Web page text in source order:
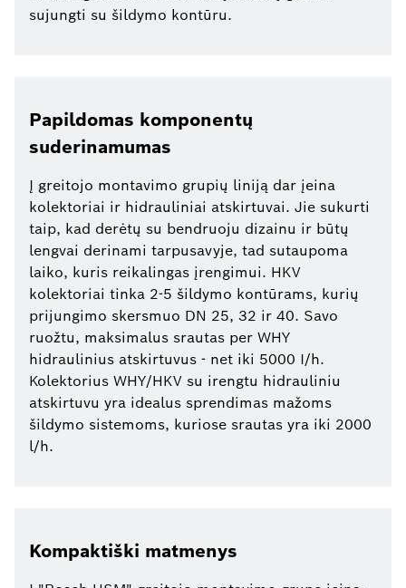
sujungti su šildymo kontūru.
Papildomas komponentų
suderinamumas
Į greitojo montavimo grupių liniją dar įeina
kolektoriai ir hidrauliniai atskirtuvai. Jie sukurti
taip, kad derėtų su bendruoju dizainu ir būtų
lengvai derinami tarpusavyje, tad sutaupoma
laiko, kuris reikalingas įrengimui. HKV
kolektoriai tinka 2-5 šildymo kontūrams, kurių
prijungimo skersmuo DN 25, 32 ir 40. Savo
ruožtu, maksimalus srautas per WHY
hidraulinius atskirtuvus - net iki 5000 I/h.
Kolektorius WHY/HKV su irengtu hidrauliniu
atskirtuvu yra idealus sprendimas mažoms
šildymo sistemoms, kuriose srautas yra iki 2000
l/h.
Kompaktiški matmenys